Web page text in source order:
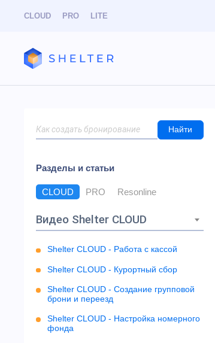
CLOUD PRO LITE
Найти
Разделы и статьи
CLOUD PRO Resonline
Видео Shelter CLOUD
Shelter CLOUD - Работа с кассой
Shelter CLOUD - Курортный сбор
Shelter CLOUD - Создание групповой
брони и переезд
Shelter CLOUD - Настройка номерного
фонда